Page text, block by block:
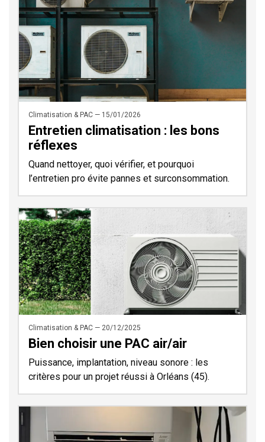
Climatisation & PAC — 15/01/2026
Entretien climatisation : les bons
réflexes
Quand nettoyer, quoi vérifier, et pourquoi
l’entretien pro évite pannes et surconsommation.
Climatisation & PAC — 20/12/2025
Bien choisir une PAC air/air
Puissance, implantation, niveau sonore : les
critères pour un projet réussi à Orléans (45).